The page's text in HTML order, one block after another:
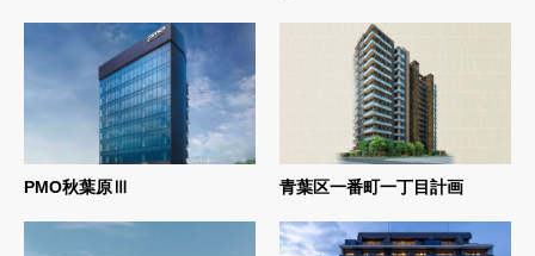
PMO秋葉原Ⅲ 青葉区一番町一丁目計画